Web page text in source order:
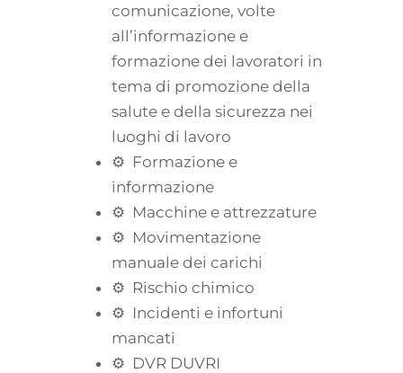
comunicazione, volte
all’informazione e
formazione dei lavoratori in
tema di promozione della
salute e della sicurezza nei
luoghi di lavoro
⚙ Formazione e
informazione
⚙ Macchine e attrezzature
⚙ Movimentazione
manuale dei carichi
⚙ Rischio chimico
⚙ Incidenti e infortuni
mancati
⚙ DVR DUVRI